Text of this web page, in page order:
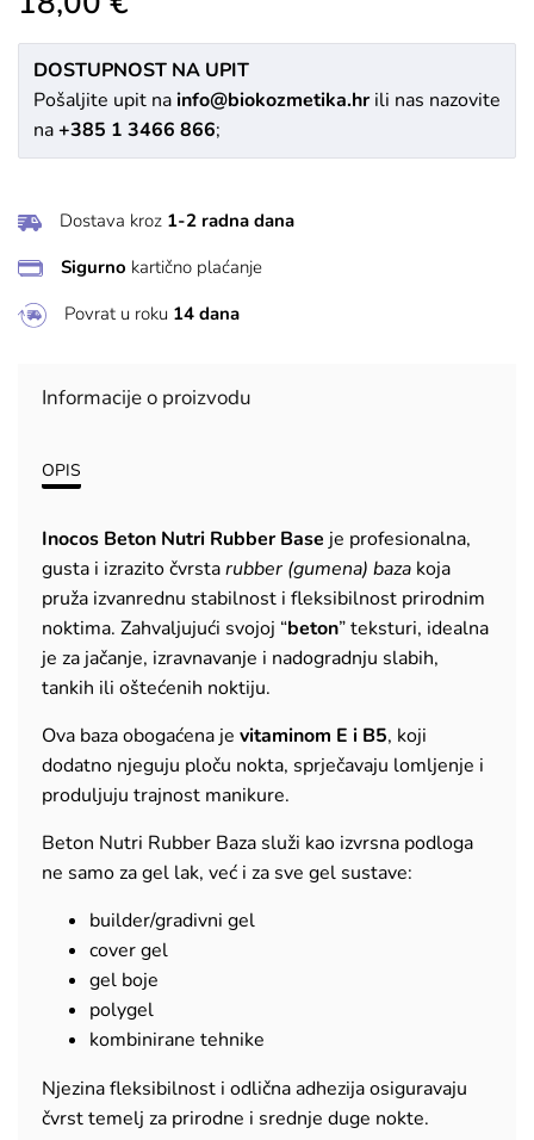
DOSTUPNOST NA UPIT
Pošaljite upit nainfo@biokozmetika.hrili nas nazovite
na+385 1 3466 866;
Dostava kroz 1-2 radna dana
Sigurno kartično plaćanje
Povrat u roku 14 dana
Informacije o proizvodu
OPIS
Inocos Beton Nutri Rubber Base je profesionalna,
gusta i izrazito čvrstarubber (gumena) baza koja
pruža izvanrednu stabilnost i fleksibilnost prirodnim
noktima. Zahvaljujući svojoj “beton” teksturi, idealna
je za jačanje, izravnavanje i nadogradnju slabih,
tankih ili oštećenih noktiju.
Ova baza obogaćena je vitaminom E i B5, koji
dodatno njeguju ploču nokta, sprječavaju lomljenje i
produljuju trajnost manikure.
Beton Nutri Rubber Baza služi kao izvrsna podloga
ne samo za gel lak, već i za sve gel sustave:
builder/gradivni gel
cover gel
gel boje
polygel
kombinirane tehnike
Njezina fleksibilnost i odlična adhezija osiguravaju
čvrst temelj za prirodne i srednje duge nokte.